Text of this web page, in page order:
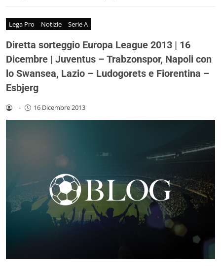
Lega Pro Notizie Serie A
Diretta sorteggio Europa League 2013 | 16
Dicembre | Juventus – Trabzonspor, Napoli con
lo Swansea, Lazio – Ludogorets e Fiorentina –
Esbjerg
- 16 Dicembre 2013